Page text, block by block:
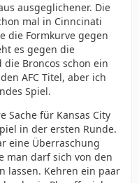
ausgeglichener. Die
mal in Cinncinati
die Formkurve gegen
es gegen die
Broncos schon ein
AFC Titel, aber ich
Spiel.
Sache für Kansas City
in der ersten Runde.
eine Überraschung
man darf sich von den
lassen. Kehren ein paar